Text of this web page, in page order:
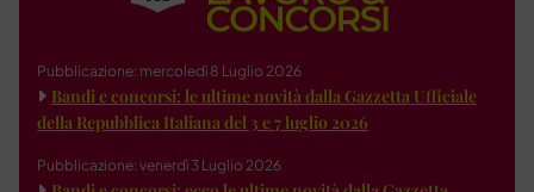
Pubblicazione: mercoledì 8 Luglio 2026
Bandi e concorsi: le ultime novità dalla Gazzetta Ufficiale
della Repubblica Italiana del 3 e 7 luglio 2026
Pubblicazione: venerdì 3 Luglio 2026